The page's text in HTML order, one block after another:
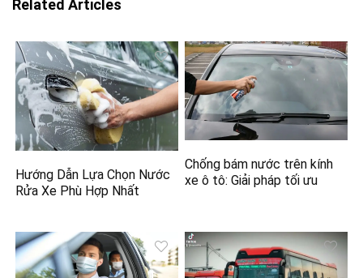
Related Articles
Hướng Dẫn Lựa Chọn Nước
Rửa Xe Phù Hợp Nhất
Chống bám nước trên kính
xe ô tô: Giải pháp tối ưu